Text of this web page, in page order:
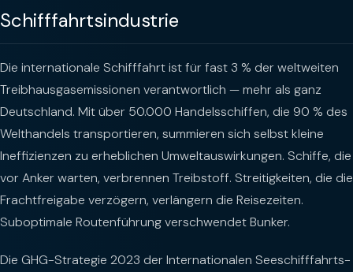
Schifffahrtsindustrie
Die internationale Schifffahrt ist für fast 3 % der weltweiten
Treibhausgasemissionen verantwortlich — mehr als ganz
Deutschland. Mit über 50.000 Handelsschiffen, die 90 % des
Welthandels transportieren, summieren sich selbst kleine
Ineffizienzen zu erheblichen Umweltauswirkungen. Schiffe, die
vor Anker warten, verbrennen Treibstoff. Streitigkeiten, die die
Frachtfreigabe verzögern, verlängern die Reisezeiten.
Suboptimale Routenführung verschwendet Bunker.
Die GHG-Strategie 2023 der Internationalen Seeschifffahrts-